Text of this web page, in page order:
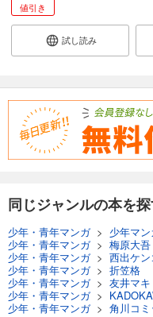
値引き
試し読み
同じジャンルの本を
少年・青年マンガ> 少年マ
少年・青年マンガ> 梅原大吾
少年・青年マンガ> 西出ケ
少年・青年マンガ> 折笠格
少年・青年マンガ> 友井マキ
少年・青年マンガ>
少年・青年マンガ> 角川コ